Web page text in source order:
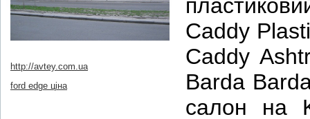
http://avtey.com.ua
ford edge ціна
Caddy
Caddy
Barda
салон на